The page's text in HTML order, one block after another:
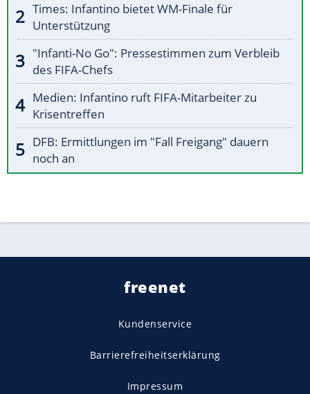
Times: Infantino bietet WM-Finale für
Unterstützung
"Infanti-No Go": Pressestimmen zum Verbleib
des FIFA-Chefs
Medien: Infantino ruft FIFA-Mitarbeiter zu
Krisentreffen
DFB: Ermittlungen im "Fall Freigang" dauern
noch an
freenet
Kundenservice
Barrierefreiheitserklärung
Impressum